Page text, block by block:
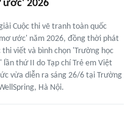
ước' 2026
Cuộc thi vẽ tranh toàn quốc
ước' năm 2026, đồng thời phát
thi viết và bình chọn 'Trường học
lần thứ II do Tạp chí Trẻ em Việt
vừa diễn ra sáng 26/6 tại Trường
Hà Nội.